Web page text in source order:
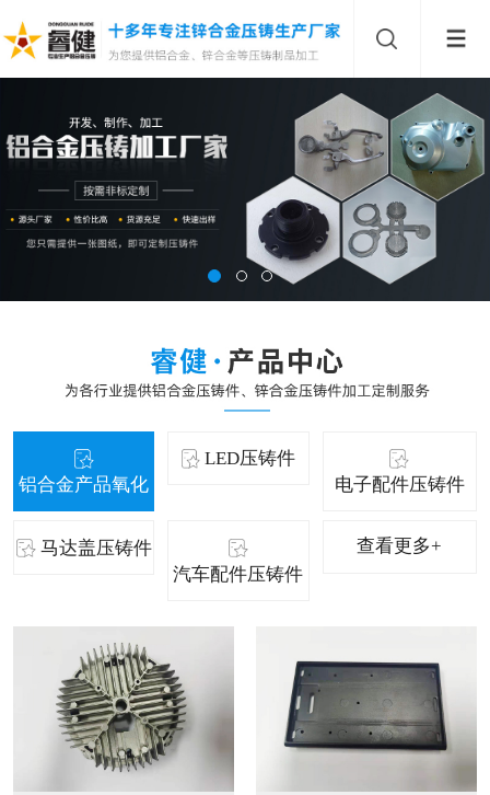
铝合金产品氧化
LED压铸件
电子配件压铸件
马达盖压铸件
汽车配件压铸件
查看更多+